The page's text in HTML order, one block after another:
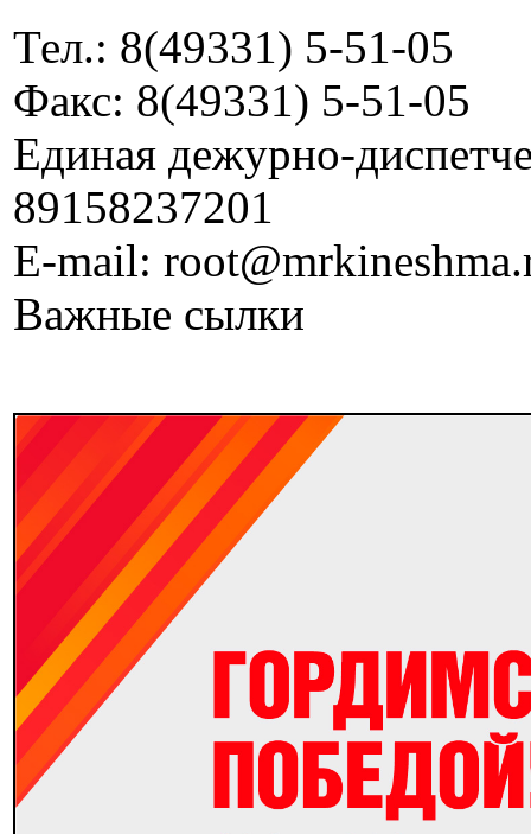
Тел.: 8(49331) 5-51-05
Факс: 8(49331) 5-51-05
Единая дежурно-
89158237201
E-mail:
Важные сылки